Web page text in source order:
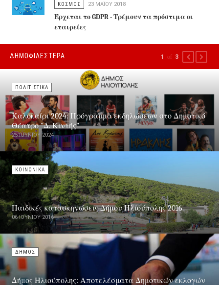
ΚΟΣΜΟΣ 23 ΜΑΪ́ΟΥ 2018
Έρχεται το GDPR - Τρέμουν τα πρόστιμα οι
εταιρείες
ΔΗΜΟΦΙΛΕΣΤΕΡΑ
ΠΟΛΙΤΙΣΤΙΚΑ
Καλοκαίρι 2024: Πρόγραμμα εκδηλώσεων στο Δημοτικό
Θέατρο "Δ. Κιντής"
25 ΙΟΥΝΊΟΥ 2024
ΚΟΙΝΩΝΙΚΑ
Παιδικές κατασκηνώσεις Δήμου Ηλιούπολης 2016
06 ΙΟΥΝΊΟΥ 2016
ΔΗΜΟΣ
Δήμος Ηλιούπολης: Αποτελέσματα Δημοτικών εκλογών
1 of 3 PREVIOUS
NEXT